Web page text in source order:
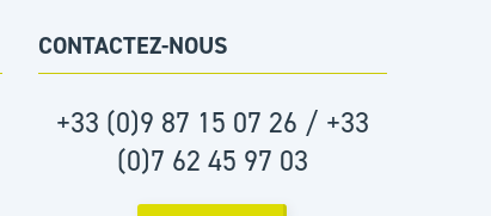
CONTACTEZ-NOUS
+33 (0)9 87 15 07 26 / +33
(0)7 62 45 97 03